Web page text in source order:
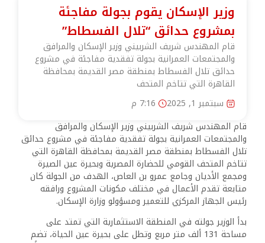
وزير الإسكان يقوم بجولة مفاجئة
بمشروع حدائق “تلال الفسطاط”
قام المهندس شريف الشربيني وزير الإسكان والمرافق
والمجتمعات العمرانية بجولة تفقدية مفاجئة في مشروع
حدائق تلال الفسطاط بمنطقة مصر القديمة بمحافظة
القاهرة التي تتاخم المتحف
سبتمبر 1, 2025
7:16 م
قام المهندس شريف الشربيني وزير الإسكان والمرافق
والمجتمعات العمرانية بجولة تفقدية مفاجئة في مشروع حدائق
تلال الفسطاط بمنطقة مصر القديمة بمحافظة القاهرة التي
تتاخم المتحف القومي للحضارة المصرية وبحيرة عين الصيرة
ومجمع الأديان وجامع عمرو بن العاص، الهدف من الجولة كان
متابعة تقدم الأعمال في مختلف مكونات المشروع ورافقه
رئيس الجهاز المركزي للتعمير ومسؤولو وزارة الإسكان.
بدأ الوزير جولته في المنطقة الاستثمارية التي تمتد على
مساحة 131 ألف متر مربع وتطل على بحيرة عين الحياة، تضم